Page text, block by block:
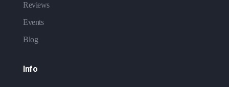
Reviews
Events
Blog
Info